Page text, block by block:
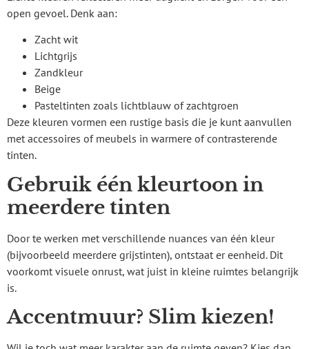
open gevoel. Denk aan:
Zacht wit
Lichtgrijs
Zandkleur
Beige
Pasteltinten zoals lichtblauw of zachtgroen
Deze kleuren vormen een rustige basis die je kunt aanvullen
met accessoires of meubels in warmere of contrasterende
tinten.
Gebruik één kleurtoon in
meerdere tinten
Door te werken met verschillende nuances van één kleur
(bijvoorbeeld meerdere grijstinten), ontstaat er eenheid. Dit
voorkomt visuele onrust, wat juist in kleine ruimtes belangrijk
is.
Accentmuur? Slim kiezen!